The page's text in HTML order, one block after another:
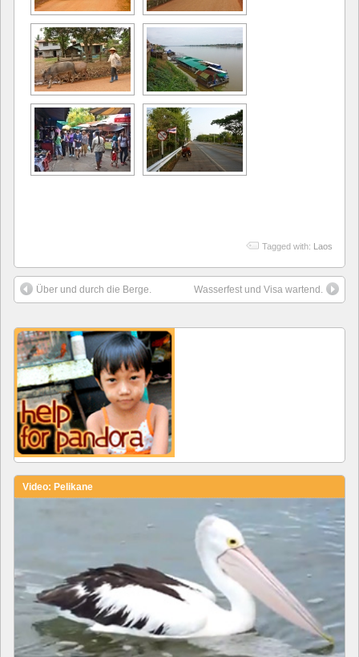
Tagged with: Laos
Über und durch die Berge. Wasserfest und Visa wartend.
Video: Pelikane